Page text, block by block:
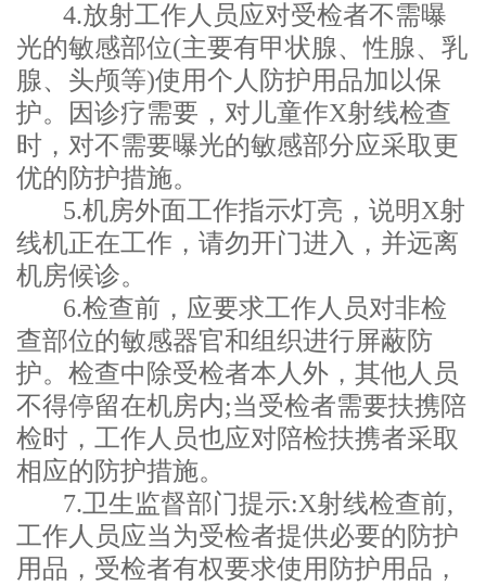
4.放射工作人员应对受检者不需曝
光的敏感部位(主要有甲状腺、性腺、乳
腺、头颅等)使用个人防护用品加以保
护。因诊疗需要，对儿童作X射线检查
时，对不需要曝光的敏感部分应采取更
优的防护措施。
5.机房外面工作指示灯亮，说明X射
线机正在工作，请勿开门进入，并远离
机房候诊。
6.检查前，应要求工作人员对非检
查部位的敏感器官和组织进行屏蔽防
护。检查中除受检者本人外，其他人员
不得停留在机房内;当受检者需要扶携陪
检时，工作人员也应对陪检扶携者采取
相应的防护措施。
7.卫生监督部门提示:X射线检查前,
工作人员应当为受检者提供必要的防护
用品，受检者有权要求使用防护用品，